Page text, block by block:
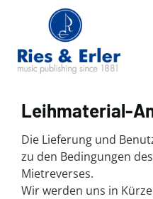
Leihmaterial-
Die Lieferung und
zu den Bedingungen
Mietreverses.
Wir werden uns in